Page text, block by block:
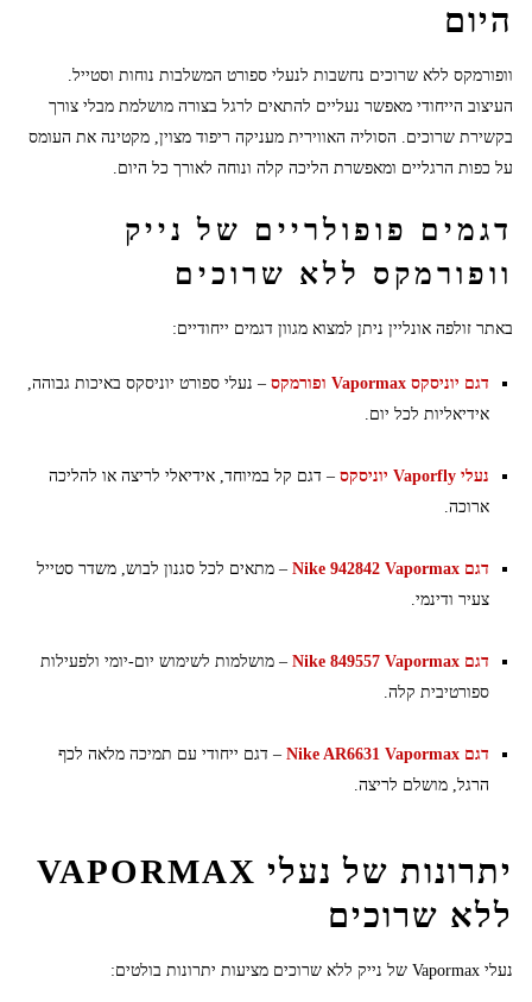
היום
וופורמקס ללא שרוכים נחשבות לנעלי ספורט המשלבות נוחות וסטייל.
העיצוב הייחודי מאפשר נעליים להתאים לרגל בצורה מושלמת מבלי צורך
בקשירת שרוכים. הסוליה האווירית מעניקה ריפוד מצוין, מקטינה את העומס
על כפות הרגליים ומאפשרת הליכה קלה ונוחה לאורך כל היום.
דגמים פופולריים של נייק
וופורמקס ללא שרוכים
באתר זולפה אונליין ניתן למצוא מגוון דגמים ייחודיים:
דגם יוניסקס Vapormax ופורמקס
– נעלי ספורט יוניסקס באיכות גבוהה,
אידיאליות לכל יום.
נעלי Vaporfly יוניסקס
– דגם קל במיוחד, אידיאלי לריצה או להליכה
ארוכה.
דגם Nike 942842 Vapormax
– מתאים לכל סגנון לבוש, משדר סטייל
צעיר ודינמי.
דגם Nike 849557 Vapormax
– מושלמות לשימוש יום-יומי ולפעילות
ספורטיבית קלה.
דגם Nike AR6631 Vapormax
– דגם ייחודי עם תמיכה מלאה לכף
הרגל, מושלם לריצה.
יתרונות של נעלי VAPORMAX
ללא שרוכים
נעלי Vapormax של נייק ללא שרוכים מציעות יתרונות בולטים: